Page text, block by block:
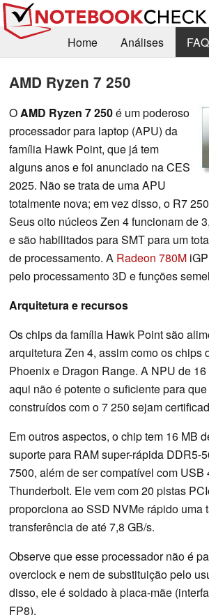
Home Análises
AMD Ryzen 7 250
OAMD Ryzen 7 250é um poderoso
processador para laptop (APU) da
família Hawk Point, que já tem
alguns anos e foi anunciado na CES
2025. Não se trata de uma APU
totalmente nova; em vez disso, o R7
Seus oito núcleos Zen 4 funcionam de
e são habilitados para SMT para um
de processamento. A Radeon 780M
pelo processamento 3D e funções
Arquitetura e recursos
Os chips da família Hawk Point são
arquitetura Zen 4, assim como os chips
Phoenix e Dragon Range. A NPU de
aqui não é potente o suficiente para
construídos com o 7 250 sejam
Em outros aspectos, o chip tem 16 MB
suporte para RAM super-rápida DDR5-
7500, além de ser compatível com USB
Thunderbolt. Ele vem com 20 pistas
proporciona ao SSD NVMe rápido uma
transferência de até 7,8 GB/s.
Observe que esse processador não é
overclock e nem de substituição pelo
disso, ele é soldado à placa-mãe
FP8).